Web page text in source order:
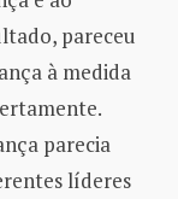
pareceu
à medida
parecia
líderes